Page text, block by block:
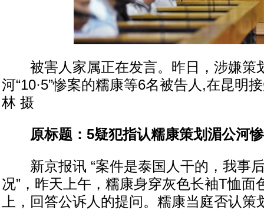
被害人家属正在发言。昨日，涉嫌策
河“10·5”惨案的糯康等6名被告人,在昆明
林 摄
原标题：5疑犯指认糯康策划湄公河
新京报讯 “案件是泰国人干的，我事
况”，昨天上午，糯康身穿灰色长袖T恤面
上，回答公诉人的提问。糯康当庭否认策